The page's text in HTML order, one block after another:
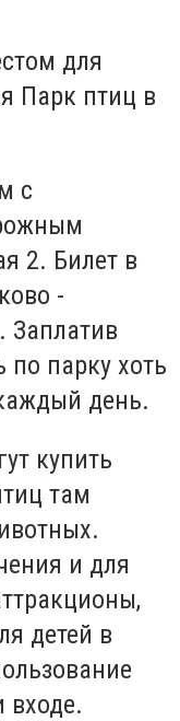
для
Парк птиц в
с
2. Билет в
-
Заплатив
по парку хоть
день.
купить
там
и для
детей в
входе.